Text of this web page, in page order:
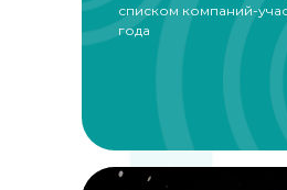
списком компаний-
года